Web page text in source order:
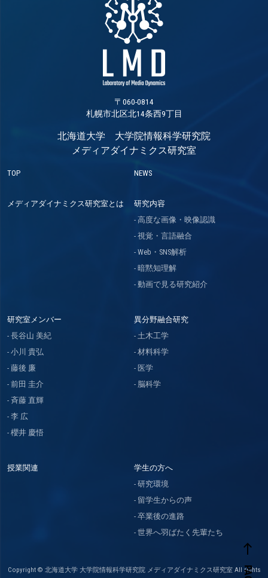
west
〒060-0814
札幌市北区北14条西9丁目
北海道大学 大学院情報科学研究院
メディアダイナミクス研究室
TOP NEWS
メディアダイナミクス研究室とは
研究内容
高度な画像・映像認識
視覚・言語融合
Web・SNS解析
暗黙知理解
動画で見る研究紹介
研究室メンバー
長谷山 美紀
小川 貴弘
藤後 廉
前田 圭介
斉藤 直輝
李 広
櫻井 慶悟
異分野融合研究
土木工学
材料科学
医学
脳科学
授業関連
学生の方へ
研究環境
留学生からの声
卒業後の進路
世界へ羽ばたく先輩たち
Copyright © 北海道大学 大学院情報科学研究院 メディアダイナミクス研究室 All rights